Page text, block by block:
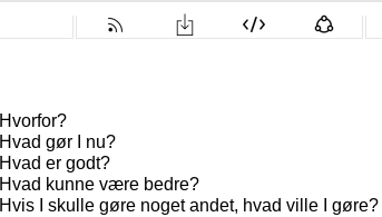
Hvorfor?
Hvad gør I nu?
Hvad er godt?
Hvad kunne være bedre?
Hvis I skulle gøre noget andet, hvad ville I gøre?